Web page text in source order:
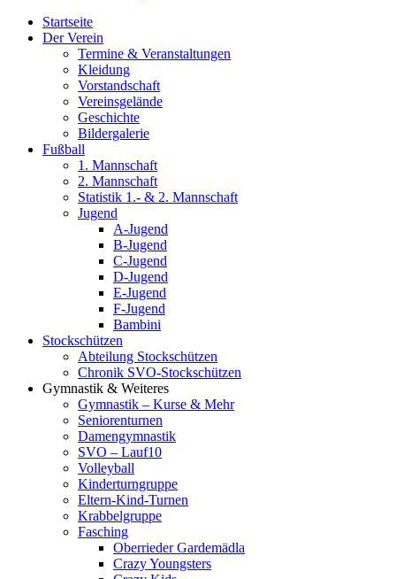
Startseite
Der Verein
Termine & Veranstaltungen
Kleidung
Vorstandschaft
Vereinsgelände
Geschichte
Bildergalerie
Fußball
1. Mannschaft
2. Mannschaft
Statistik 1.- & 2. Mannschaft
Jugend
A-Jugend
B-Jugend
C-Jugend
D-Jugend
E-Jugend
F-Jugend
Bambini
Stockschützen
Abteilung Stockschützen
Chronik SVO-Stockschützen
Gymnastik & Weiteres
Gymnastik – Kurse & Mehr
Seniorenturnen
Damengymnastik
SVO – Lauf10
Volleyball
Kinderturngruppe
Eltern-Kind-Turnen
Krabbelgruppe
Fasching
Oberrieder Gardemädla
Crazy Youngsters